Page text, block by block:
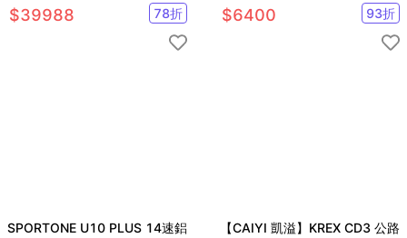
$39988 78折 $6400 93折
SPORTONE U10 PLUS 14速鋁
【CAIYI 凱溢】KREX CD3 公路